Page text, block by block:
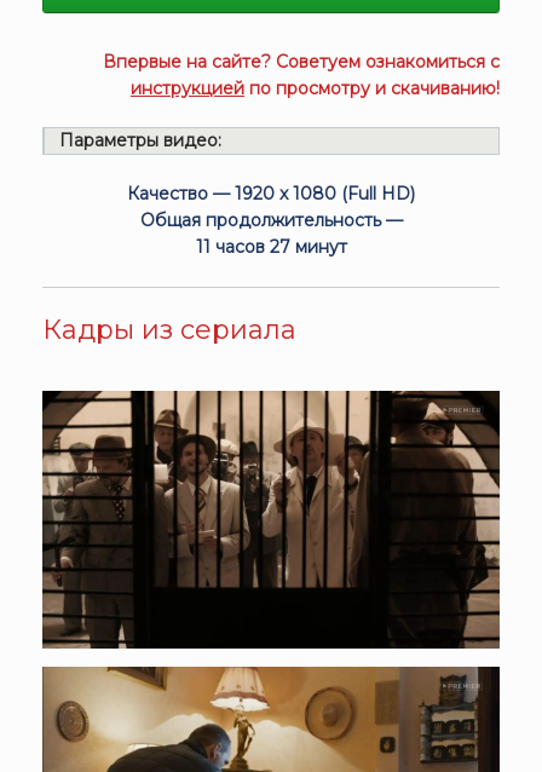
Впервые на сайте? Советуем ознакомиться с
инструкцией по просмотру и скачиванию!
Параметры видео:
Качество — 1920 x 1080 (Full HD)
Общая продолжительность —
11 часов 27 минут
Кадры из сериала